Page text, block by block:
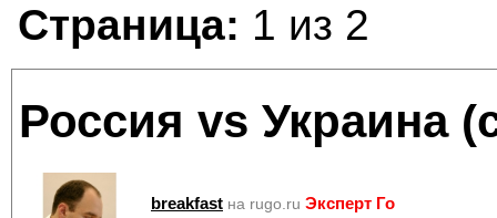
Страница: 1 из 2
Россия vs Украина
breakfast на rugo.ru Эксперт Го